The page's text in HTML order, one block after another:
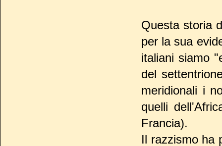
Questa storia
per la sua
italiani siamo
del
meridionali i
quelli
Francia).
Il razzismo ha